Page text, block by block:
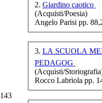
143
A feed could not be
http://www.lastampa.it/
2. Giardino caotico
(Acquisti/Poesia)
Angelo Parisi pp.
3. LA SCUOLA MEDIA
PEDAGOG
(Acquisti/
Rocco Labriola pp.